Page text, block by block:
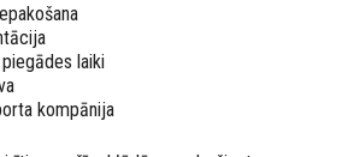
laiki
kompānija